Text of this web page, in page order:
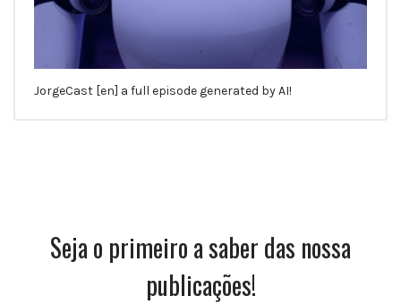
JorgeCast [en] a full episode generated by AI!
Seja o primeiro a saber das nossa
publicações!